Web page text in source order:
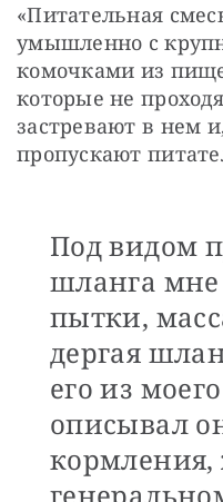
«Питательная
умышленно с
комочками из
которые не
застревают в нем
пропускают
Под видом
шланга
пытки,
дергая
его из
описывал
кормления,